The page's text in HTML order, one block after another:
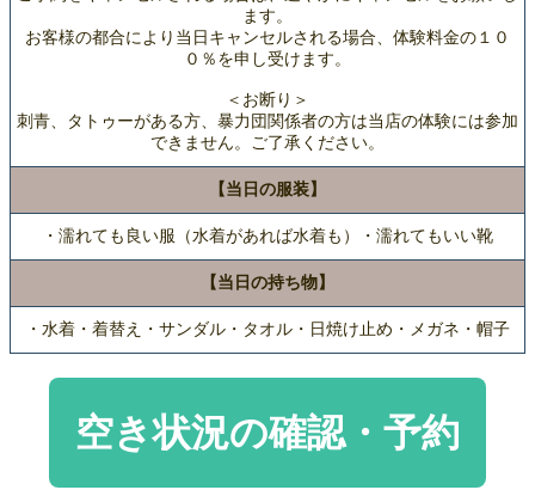
ます。
お客様の都合により当日キャンセルされる場合、体験料金の１０
０％を申し受けます。
＜お断り＞
刺青、タトゥーがある方、暴力団関係者の方は当店の体験には参加
できません。ご了承ください。
【当日の服装】
・濡れても良い服（水着があれば水着も）・濡れてもいい靴
【当日の持ち物】
・水着・着替え・サンダル・タオル・日焼け止め・メガネ・帽子
空き状況の確認・予約